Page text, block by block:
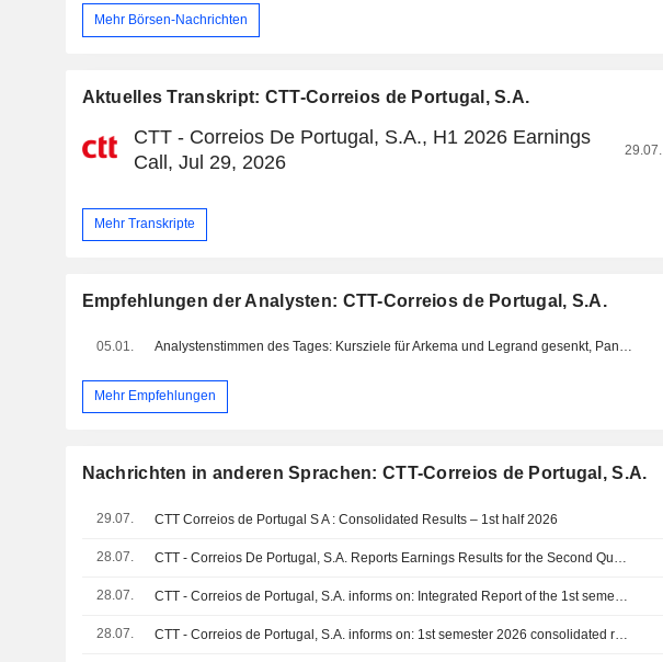
Mehr Börsen-Nachrichten
Aktuelles Transkript: CTT-Correios de Portugal, S.A.
CTT - Correios De Portugal, S.A., H1 2026 Earnings
Call, Jul 29, 2026
29.07.
Mehr Transkripte
Empfehlungen der Analysten: CTT-Correios de Portugal, S.A.
05.01.
Mehr Empfehlungen
Nachrichten in anderen Sprachen: CTT-Correios de Portugal, S.A.
29.07. CTT Correios de Portugal S A : Consolidated Results – 1st half 2026
28.07. CTT - Correios De Portugal, S.A. Reports Earnings Results for the Second Quarter and Six Months Ended June 30, 2026
28.07. CTT - Correios de Portugal, S.A. informs on: Integrated Report of the 1st semester of 2026
28.07. CTT - Correios de Portugal, S.A. informs on: 1st semester 2026 consolidated results